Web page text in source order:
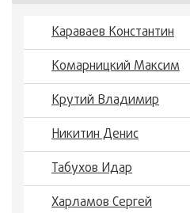
Караваев Константин
Комарницкий Максим
Крутий Владимир
Никитин Денис
Табухов Идар
Харламов Сергей